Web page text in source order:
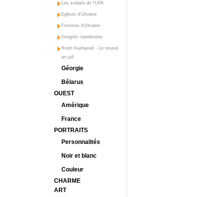
Les soldats de l'UPA
Eglises d'Ukraine
Femmes d'Ukraine
Emigrés clandestins
Rosh Hashanah - Le nouvel
an juif
Géorgie
Bélarus
OUEST
Amérique
France
PORTRAITS
Personnalités
Noir et blanc
Couleur
CHARME
ART